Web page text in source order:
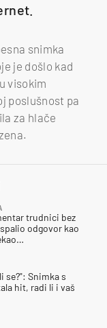
snimka
je došlo kad
visokim
poslušnost pa
za hlače
trudnici bez
odgovor kao
se?": Snimka s
hit, radi li i vaš